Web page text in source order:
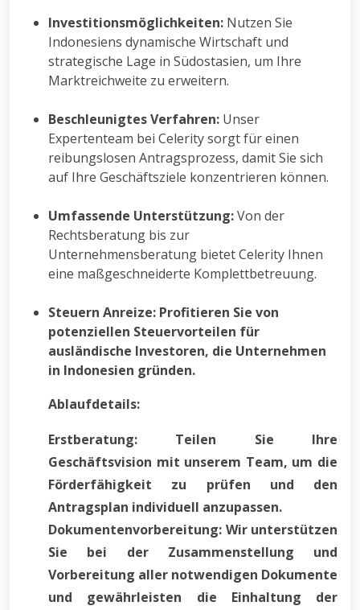
Investitionsmöglichkeiten: Nutzen Sie
Indonesiens dynamische Wirtschaft und
strategische Lage in Südostasien, um Ihre
Marktreichweite zu erweitern.
Beschleunigtes Verfahren: Unser
Expertenteam bei Celerity sorgt für einen
reibungslosen Antragsprozess, damit Sie sich
auf Ihre Geschäftsziele konzentrieren können.
Umfassende Unterstützung:Von der
Rechtsberatung bis zur
Unternehmensberatung bietet Celerity Ihnen
eine maßgeschneiderte Komplettbetreuung.
Steuern Anreize: Profitieren Sie von
potenziellen Steuervorteilen für
ausländische Investoren, die Unternehmen
in Indonesien gründen.
Ablaufdetails:
Erstberatung: Teilen Sie Ihre
Geschäftsvision mit unserem Team, um die
Förderfähigkeit zu prüfen und den
Antragsplan individuell anzupassen.
Dokumentenvorbereitung: Wir unterstützen
Sie bei der Zusammenstellung und
Vorbereitung aller notwendigen Dokumente
und gewährleisten die Einhaltung der